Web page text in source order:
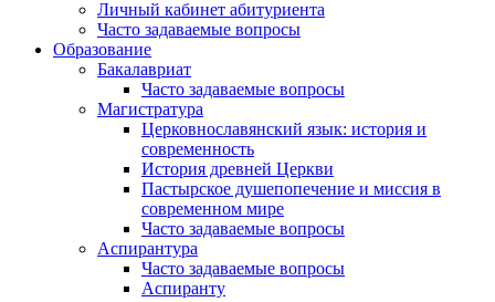
Личный кабинет абитуриента
Часто задаваемые вопросы
Образование
Бакалавриат
Часто задаваемые вопросы
Магистратура
Церковнославянский язык: история и
современность
История древней Церкви
Пастырское душепопечение и миссия в
современном мире
Часто задаваемые вопросы
Аспирантура
Часто задаваемые вопросы
Аспиранту